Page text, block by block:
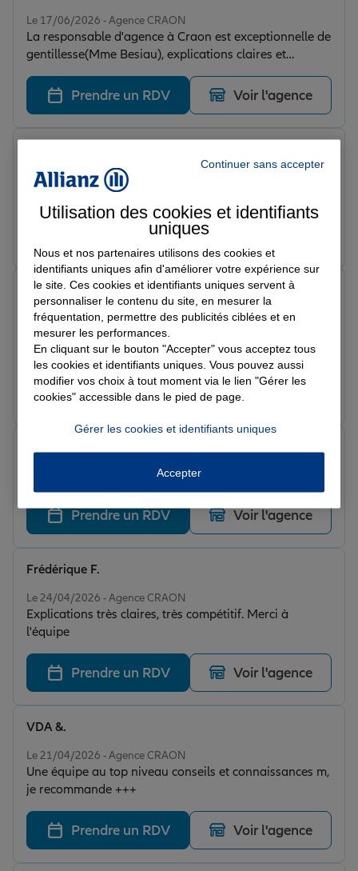
Le 17/06/2026 - Agence CRAON
La responsable d'agence à Craon est exceptionnelle de
gentillesse(Mme Besiau), explications claires et
précises, accueil toujours agréable avec le sourire,
cliente depuis de nombreuses années je recommande
à 100%.
Prendre un RDV Voir l'agence
Le 17/06/2026 - Agence CRAON
Bonne acueille et prise en charge rapide
Prendre un RDV
Note de 5 sur 5
Le 13/06/2026 - Agence CRAON
Excellent cabinet. L'équipe est très rapide, réactive et
apporte toujours des conseils avisés et adaptés à nos
besoins. Un vrai service!
Clement C.
Prendre un RDV Voir l'agence
Le 10/06/2026 - Agence CRAON
Prendre un RDV Voir l'agence
Le 24/04/2026 - Agence CRAON
Explications très claires, très compétitif. Merci à
l'équipe
Frédérique F.
Prendre un RDV Voir l'agence
Le 21/04/2026 - Agence CRAON
Une équipe au top niveau conseils et connaissances m,
je recommande +++
VDA &.
Prendre un RDV Voir l'agence
Continuer sans accepter
Utilisation des cookies et identifiants
uniques
Nous et nos partenaires utilisons des cookies et
identifiants uniques afin d'améliorer votre expérience sur
le site. Ces cookies et identifiants uniques servent à
personnaliser le contenu du site, en mesurer la
fréquentation, permettre des publicités ciblées et en
mesurer les performances.
En cliquant sur le bouton "Accepter" vous acceptez tous
les cookies et identifiants uniques. Vous pouvez aussi
modifier vos choix à tout moment via le lien "Gérer les
cookies" accessible dans le pied de page.
Gérer les cookies et identifiants uniques
Accepter